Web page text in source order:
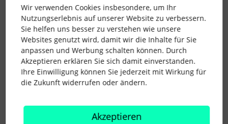
1 Personen gefällt dies
Richard M. AUTOR*IN Forum|Forum|3 years ago
Huhu@Lena,
Vielen lieben Dank für deine ausführliche Beschreibung. Wir
kommen dem Problem schon näher, jedoch noch nicht ganz.
Wir verwenden Cookies insbesondere, um Ihr
Nutzungserlebnis auf unserer Website zu verbessern.
Sie helfen uns besser zu verstehen wie unsere
Websites genutzt wird, damit wir die Inhalte für Sie
anpassen und Werbung schalten können. Durch
Akzeptieren erklären Sie sich damit einverstanden.
Ihre Einwilligung können Sie jederzeit mit Wirkung für
die Zukunft widerrufen oder ändern.
Akzeptieren